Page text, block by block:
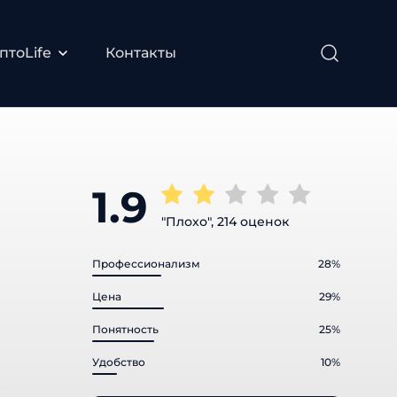
Контакты
1.9 "Плохо", 214 оценок
Профессионализм 28%
Цена 29%
Понятность 25%
Удобство 10%